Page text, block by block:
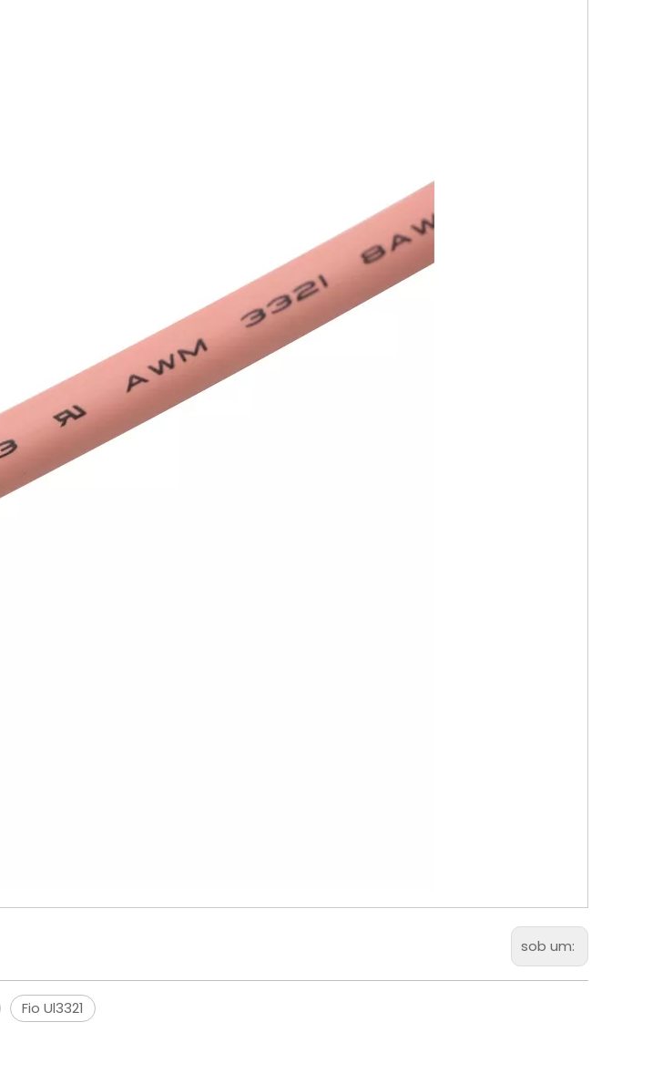
sob um:
Fio Ul3321